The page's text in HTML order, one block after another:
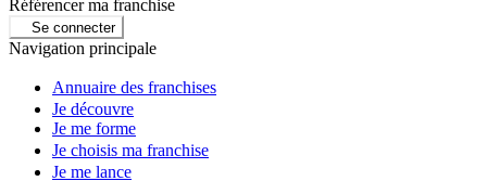
Référencer ma franchise
Se connecter
Navigation principale
Annuaire des franchises
Je découvre
Je me forme
Je choisis ma franchise
Je me lance